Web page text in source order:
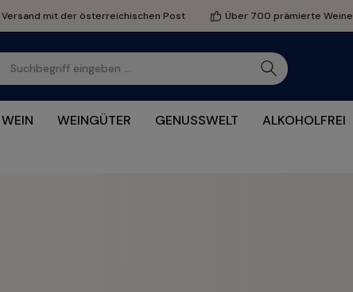
Versand mit der österreichischen Post Über 700 prämierte Weine
WEIN WEINGÜTER GENUSSWELT ALKOHOLFREI